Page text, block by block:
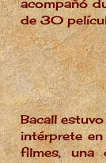
acompañó
de 30
Bacall
intérprete
filmes, una